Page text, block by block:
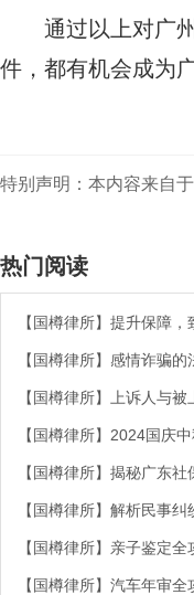
通过以上对广
件，都有机会成为
特别声明：本内容来自
热门阅读
【国樽律所】提升保障
【国樽律所】感情诈骗
【国樽律所】上诉人与
【国樽律所】2024国庆
【国樽律所】揭秘广东
【国樽律所】解析民事
【国樽律所】亲子鉴定
【国樽律所】汽车年审